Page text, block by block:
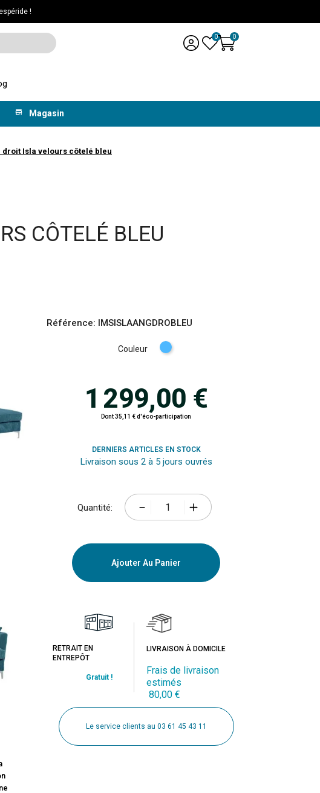
!
0 0
Magasin
droit Isla velours côtelé bleu
CÔTELÉ BLEU
Référence: IMSISLAANGDROBLEU
Couleur
Bleu
1 299,00 €
Dont 35,11 € d'éco-participation
DERNIERS ARTICLES EN STOCK
Livraison sous 2 à 5 jours ouvrés
Quantité:
Ajouter Au Panier
RETRAIT EN
ENTREPÔT
Gratuit !
LIVRAISON À DOMICILE
Frais de livraison
estimés
80,00 €
Le service clients au 03 61 45 43 11